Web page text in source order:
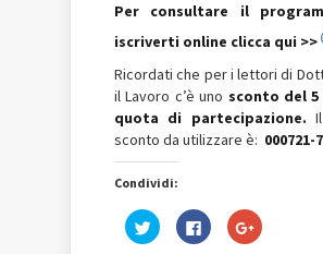
Per consultare il
iscriverti online clicca qui >>
Ricordati che per i lettori di
il Lavoro c’è uno sconto del 5
quota di partecipazione.
sconto da utilizzare è: 000721-
Condividi:
Fai
clic
Fai
clic
Fai
clic